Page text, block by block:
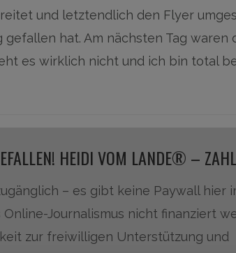
und letztendlich den Flyer
hat. Am nächsten Tag waren
es wirklich nicht und ich bin total
HEIDI VOM LANDE® –
– es gibt keine Paywall hier
Journalismus nicht finanziert
zur freiwilligen Unterstützung und